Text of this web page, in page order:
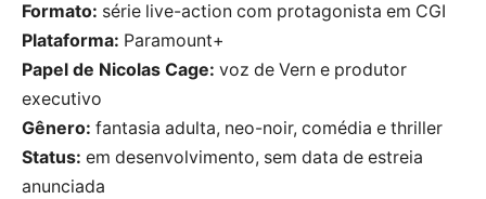
Formato: série live-action com protagonista em CGI
Plataforma: Paramount+
Papel de Nicolas Cage: voz de Vern e produtor
executivo
Gênero: fantasia adulta, neo-noir, comédia e thriller
Status: em desenvolvimento, sem data de estreia
anunciada